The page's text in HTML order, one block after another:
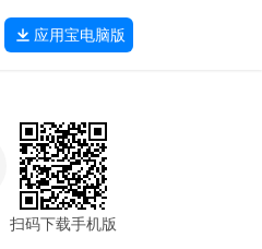
应用宝电脑版
扫码下载手机版